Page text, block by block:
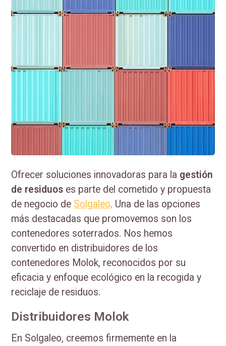
Ofrecer soluciones innovadoras para la gestión
de residuos es parte del cometido y propuesta
de negocio de Solgaleo. Una de las opciones
más destacadas que promovemos son los
contenedores soterrados. Nos hemos
convertido en distribuidores de los
contenedores Molok, reconocidos por su
eficacia y enfoque ecológico en la recogida y
reciclaje de residuos.
Distribuidores Molok
En Solgaleo, creemos firmemente en la